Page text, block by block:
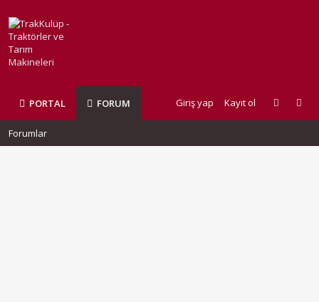
PORTAL FORUM Giriş yap Kayıt ol
Forumlar